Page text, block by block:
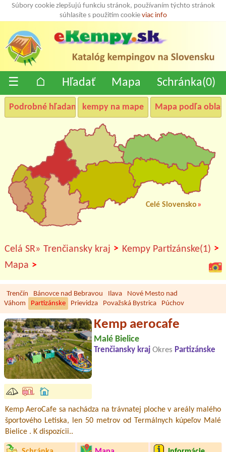
Súbory cookie zlepšujú funkciu stránok, používaním týchto stránok
súhlasíte s použitím cookie viac info
☰ ⌂ Hľadať Mapa Schránka(0)
Podrobné hľadanie kempy na mape Mapa podľa
Celé Slovensko»
Celá SR» Trenčiansky kraj > Kempy Partizánske(1) >
Mapa >
Trenčín Bánovce nad Bebravou Ilava
Nové Mesto nad
Váhom
Partizánske Prievidza Považská Bystrica Púchov
Kemp aerocafe
Malé Bielice
Trenčiansky kraj Okres Partizánske
Kemp AeroCafe sa nachádza na trávnatej ploche v areály malého
športového Letiska, len 50 metrov od Termálnych kúpeľov Malé
Bielice . K dispozícii..